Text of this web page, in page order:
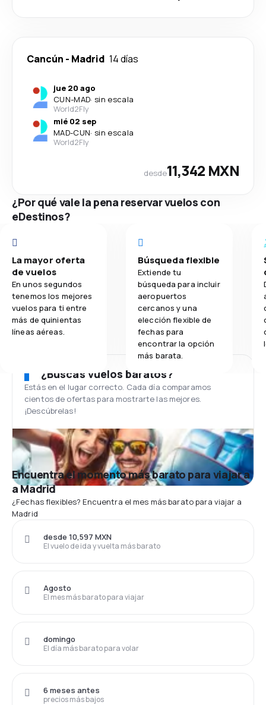
Cancún - Madrid 14 días
jue 20 ago
CUN-MAD· sin escala
World2Fly
mié 02 sep
MAD-CUN· sin escala
World2Fly
desde11,342 MXN
¿Por qué vale la pena reservar vuelos con
eDestinos?
La mayor oferta
de vuelos
En unos segundos
tenemos los mejores
vuelos para ti entre
más de quinientas
líneas aéreas.
Búsqueda flexible
Extiende tu
búsqueda para incluir
aeropuertos
cercanos y una
elección flexible de
fechas para
encontrar la opción
más barata.
¿Buscas vuelos baratos?
Estás en el lugar correcto. Cada día comparamos
cientos de ofertas para mostrarte las mejores.
¡Descúbrelas!
Encuentra el momento más barato para viajar a
a Madrid
¿Fechas flexibles? Encuentra el mes más barato para viajar a
Madrid
El vuelo de ida y vuelta más barato
desde 10,597 MXN
El mes más barato para viajar
Agosto
El día más barato para volar
domingo
precios más bajos
6 meses antes